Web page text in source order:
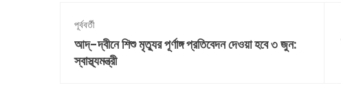
পূর্ববর্তী
আদ্-দ্বীনে শিশু মৃত্যুর পূর্ণাঙ্গ প্রতিবেদন দেওয়া হবে ৩ জুন:
স্বাস্থ্যমন্ত্রী